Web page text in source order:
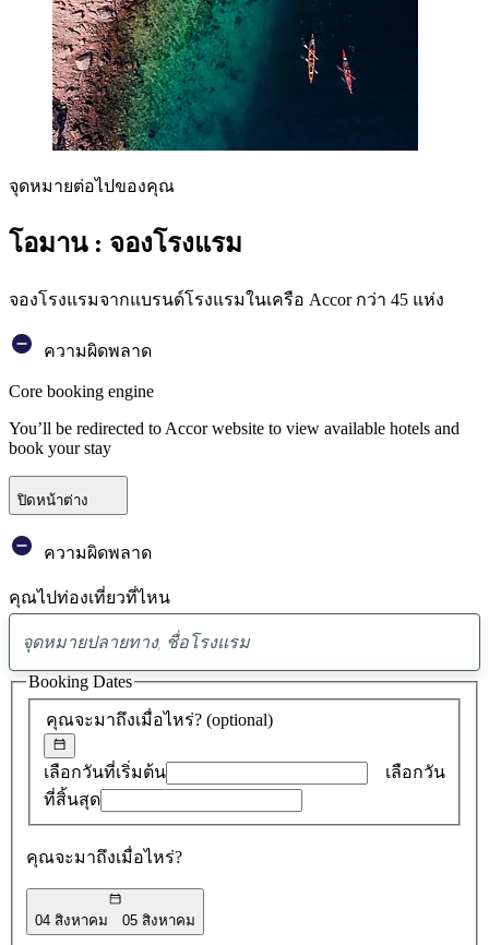
จุดหมายต่อไปของคุณ
โอมาน : จองโรงแรม
จองโรงแรมจากแบรนด์โรงแรมในเครือ Accor กว่า 45 แห่ง
ความผิดพลาด
Core booking engine
You’ll be redirected to Accor website to view available hotels and
book your stay
ปิดหน้าต่าง
ความผิดพลาด
คุณไปท่องเที่ยวที่ไหน
พบ
ข้อ
เสนอ
0
คุณจะมาถึงเมื่อไหร่? (optional)
เลือกวันที่เริ่มต้น
เลือกวัน
ที่สิ้นสุด
คุณจะมาถึงเมื่อไหร่?
04 สิงหาคม 05 สิงหาคม
Booking Dates